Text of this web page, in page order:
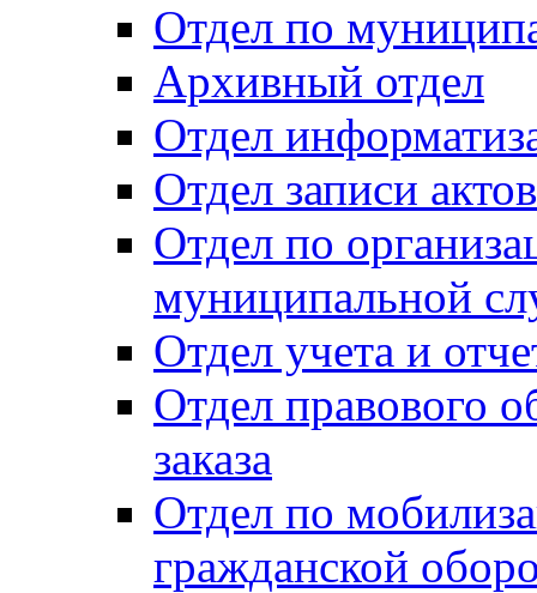
Отдел по
Архивный отдел
Отдел
Отдел записи
Отдел по
муниципальной
Отдел учета и
Отдел правового
заказа
Отдел по
гражданской